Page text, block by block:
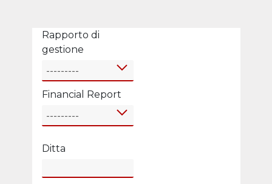
Rapporto di
gestione
---------
Financial Report
---------
Ditta